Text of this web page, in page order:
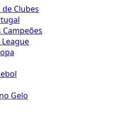
Clubes
Gelo